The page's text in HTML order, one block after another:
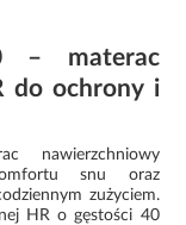
– materac
do ochrony i
nawierzchniowy
snu oraz
zużyciem.
HR o gęstości 40